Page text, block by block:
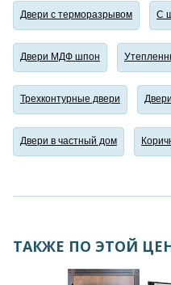
Двери с терморазрывом С
Двери МДФ шпон
Трехконтурные двери
Двери в частный дом
ТАКЖЕ ПО ЭТОЙ